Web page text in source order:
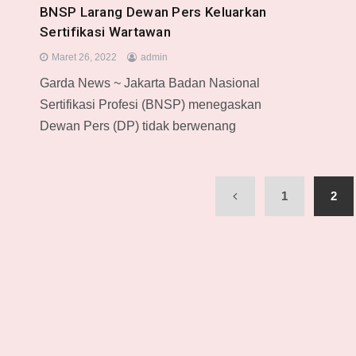
BNSP Larang Dewan Pers Keluarkan
Sertifikasi Wartawan
Maret 26, 2022 admin
Garda News ~ Jakarta Badan Nasional
Sertifikasi Profesi (BNSP) menegaskan
Dewan Pers (DP) tidak berwenang
1 2